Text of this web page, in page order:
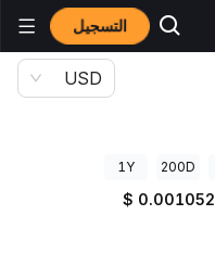
التسجيل
USD
200D
1Y
$ 0.001052